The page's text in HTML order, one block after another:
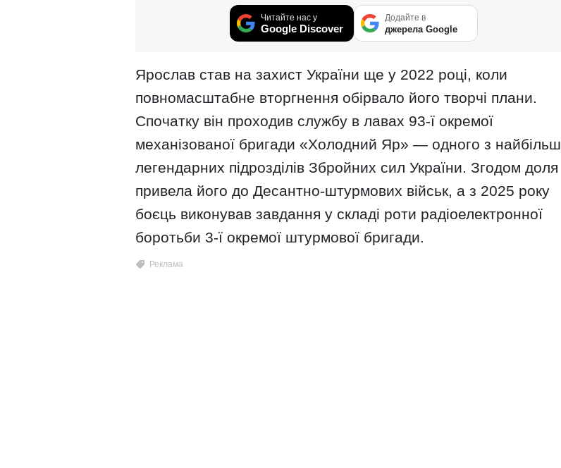
Читайте нас у
Google Discover
Додайте в
джерела Google
Ярослав став на захист України ще у 2022 році, коли
повномасштабне вторгнення обірвало його творчі плани.
Спочатку він проходив службу в лавах 93-ї окремої
механізованої бригади «Холодний Яр» — одного з найбільш
легендарних підрозділів Збройних сил України. Згодом доля
привела його до Десантно-штурмових військ, а з 2025 року
боєць виконував завдання у складі роти радіоелектронної
боротьби 3-ї окремої штурмової бригади.